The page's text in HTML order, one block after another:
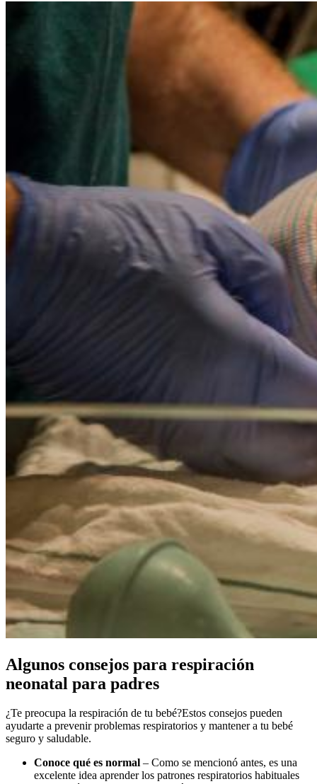
Algunos consejos para respiración
neonatal para padres
¿Te preocupa la respiración de tu bebé?Estos consejos pueden
ayudarte a prevenir problemas respiratorios y mantener a tu bebé
seguro y saludable.
Conoce qué es normal – Como se mencionó antes, es una
excelente idea aprender los patrones respiratorios habituales